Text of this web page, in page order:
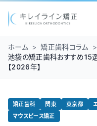
ホーム > 矯正歯科コラム >
池袋の矯正歯科おすすめ15
【2026年】
矯正歯科 関東 東京都
マウスピース矯正